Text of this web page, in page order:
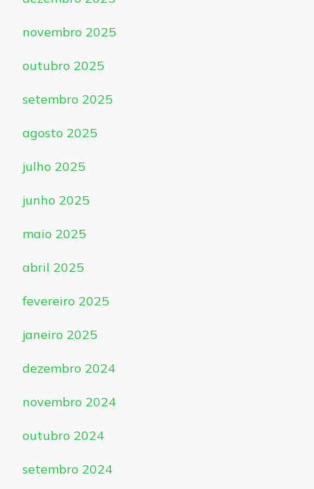
novembro 2025
outubro 2025
setembro 2025
agosto 2025
julho 2025
junho 2025
maio 2025
abril 2025
fevereiro 2025
janeiro 2025
dezembro 2024
novembro 2024
outubro 2024
setembro 2024